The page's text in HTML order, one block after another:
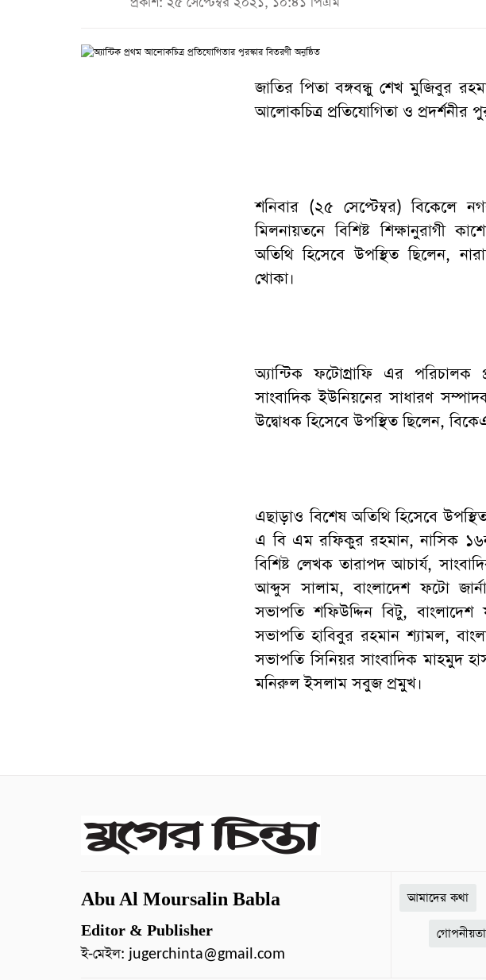
জাতির পিতা বঙ্গবন্ধু শেখ মুজিবুর
আলোকচিত্র প্রতিযোগিতা ও প্রদর্শনীর
শনিবার (২৫ সেপ্টেম্বর) বিকেলে
মিলনায়তনে বিশিষ্ট শিক্ষানুরাগী
অতিথি হিসেবে উপস্থিত ছিলেন,
খোকা।
অ্যান্টিক ফটোগ্রাফি এর পরিচালক
সাংবাদিক ইউনিয়নের সাধারণ
উদ্বোধক হিসেবে উপস্থিত ছিলেন,
এছাড়াও বিশেষ অতিথি হিসেবে
এ বি এম রফিকুর রহমান, নাসিক
বিশিষ্ট লেখক তারাপদ আচার্য,
আব্দুস সালাম, বাংলাদেশ ফটো
সভাপতি শফিউদ্দিন বিটু,
সভাপতি হাবিবুর রহমান শ্যামল,
সভাপতি সিনিয়র সাংবাদিক মাহমুদ
মনিরুল ইসলাম সবুজ প্রমুখ।
Abu Al Moursalin Babla
Editor & Publisher
ই-মেইল: jugerchinta@gmail.com
আমাদের কথা